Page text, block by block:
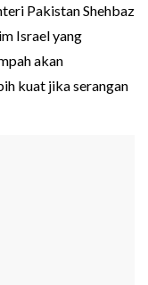
Pakistan Shehbaz
Israel yang
akan
kuat jika serangan